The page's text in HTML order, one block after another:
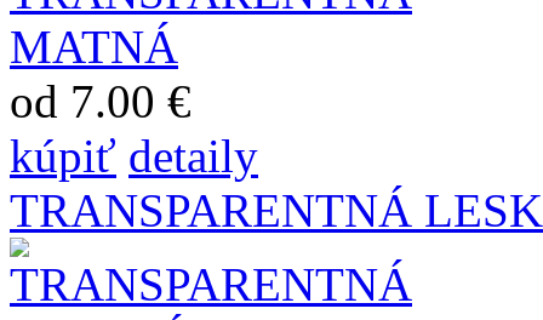
od 7.00 €
kúpiť detaily
TRANSPARENTNÁ